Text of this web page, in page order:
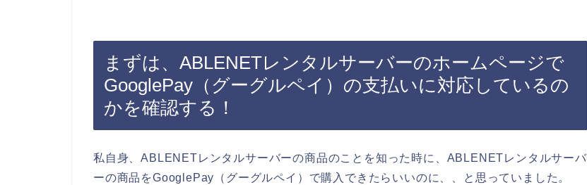
まずは、ABLENETレンタルサーバーのホームページで
GooglePay（グーグルペイ）の支払いに対応しているの
かを確認する！
私自身、ABLENETレンタルサーバーの商品のことを知った時に、ABLENETレンタルサーバ
ーの商品をGooglePay（グーグルペイ）で購入できたらいいのに、、と思っていました。